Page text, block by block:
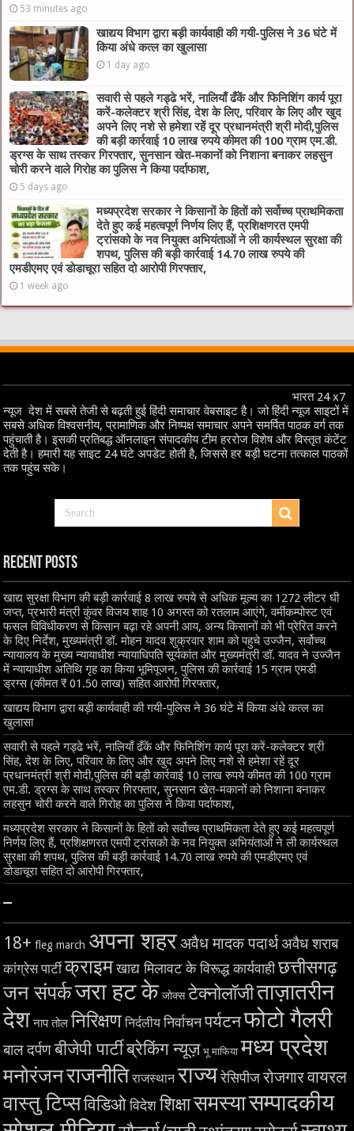
53 minutes ago
खाद्यय विभाग द्वारा बड़ी कार्यवाही की गयी-पुलिस ने 36 घंटे में
किया अंधे कत्ल का खुलासा
1 day ago
सवारी से पहले गड्ढे भरें, नालियाँ ढँकें और फिनिशिंग कार्य पूरा
करें-कलेक्टर श्री सिंह, देश के लिए, परिवार के लिए और खुद
अपने लिए नशे से हमेशा रहें दूर प्रधानमंत्री श्री मोदी,पुलिस
की बड़ी कार्रवाई 10 लाख रुपये कीमत की 100 ग्राम एम.डी.
ड्रग्स के साथ तस्कर गिरफ्तार, सुनसान खेत-मकानों को निशाना बनाकर लहसुन
चोरी करने वाले गिरोह का पुलिस ने किया पर्दाफाश,
5 days ago
मध्यप्रदेश सरकार ने किसानों के हितों को सर्वोच्च प्राथमिकता
देते हुए कई महत्वपूर्ण निर्णय लिए हैं, प्रशिक्षणरत एमपी
ट्रांसको के नव नियुक्त अभियंताओं ने ली कार्यस्थल सुरक्षा की
शपथ, पुलिस की बड़ी कार्रवाई 14.70 लाख रुपये की
एमडीएमए एवं डोडाचूरा सहित दो आरोपी गिरफ्तार,
1 week ago
भारत 24 x7
न्यूज देश में सबसे तेजी से बढ़ती हुई हिंदी समाचार वेबसाइट है। जो हिंदी न्यूज साइटों में
सबसे अधिक विश्वसनीय, प्रामाणिक और निष्पक्ष समाचार अपने समर्पित पाठक वर्ग तक
पहुंचाती है। इसकी प्रतिबद्ध ऑनलाइन संपादकीय टीम हररोज विशेष और विस्तृत कंटेंट
देती है। हमारी यह साइट 24 घंटे अपडेट होती है, जिससे हर बड़ी घटना तत्काल पाठकों
तक पहुंच सके।
Recent Posts
खाद्य सुरक्षा विभाग की बड़ी कार्रवाई 8 लाख रुपये से अधिक मूल्य का 1272 लीटर घी
जप्त, प्रभारी मंत्री कुंवर विजय शाह 10 अगस्त को रतलाम आएंगे, वर्मीकम्पोस्ट एवं
फसल विविधीकरण से किसान बढ़ा रहे अपनी आय, अन्य किसानों को भी प्रेरित करने
के दिए निर्देश, मुख्यमंत्री डॉ. मोहन यादव शुक्रवार शाम को पहुचे उज्जैन, सर्वोच्च
न्यायालय के मुख्‍य न्‍यायाधीश न्यायाधिपति सूर्यकांत और मुख्यमंत्री डॉ. यादव ने उज्जैन
में न्यायाधीश अतिथि गृह का किया भूमिपूजन, पुलिस की कार्रवाई 15 ग्राम एमडी
ड्रग्स (कीमत ₹ 01.50 लाख) सहित आरोपी गिरफ्तार,
खाद्यय विभाग द्वारा बड़ी कार्यवाही की गयी-पुलिस ने 36 घंटे में किया अंधे कत्ल का
खुलासा
सवारी से पहले गड्ढे भरें, नालियाँ ढँकें और फिनिशिंग कार्य पूरा करें-कलेक्टर श्री
सिंह, देश के लिए, परिवार के लिए और खुद अपने लिए नशे से हमेशा रहें दूर
प्रधानमंत्री श्री मोदी,पुलिस की बड़ी कार्रवाई 10 लाख रुपये कीमत की 100 ग्राम
एम.डी. ड्रग्स के साथ तस्कर गिरफ्तार, सुनसान खेत-मकानों को निशाना बनाकर
लहसुन चोरी करने वाले गिरोह का पुलिस ने किया पर्दाफाश,
मध्यप्रदेश सरकार ने किसानों के हितों को सर्वोच्च प्राथमिकता देते हुए कई महत्वपूर्ण
निर्णय लिए हैं, प्रशिक्षणरत एमपी ट्रांसको के नव नियुक्त अभियंताओं ने ली कार्यस्थल
सुरक्षा की शपथ, पुलिस की बड़ी कार्रवाई 14.70 लाख रुपये की एमडीएमए एवं
डोडाचूरा सहित दो आरोपी गिरफ्तार,
–
18+ fleg march अपना शहरअवैध मादक पदार्थअवैध शराब
कांग्रेस पार्टी क्राइमखाद्य मिलावट के विरूद्ध कार्यवाहीछत्तीसगढ़
जन संपर्कजरा हट के जोक्स टेक्नोलॉजीताज़ातरीन
देश नाप तोल निरिक्षण निर्दलीय निर्वाचनपर्यटनफोटो गैलरी
बाल दर्पणबीजेपी पार्टीब्रेकिंग न्यूज़ भू माफिया मध्य प्रदेश
मनोरंजनराजनीति राजस्थान राज्यरेसिपीज रोजगारवायरल
वास्तु टिप्सविडिओ विदेश शिक्षासमस्यासम्पादकीय